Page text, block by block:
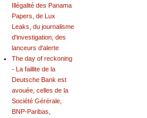
Illégalité des Panama
Papers, de Lux
Leaks, du journalisme
d'investigation, des
lanceurs d'alerte
The day of reckoning
- La faillite de la
Deutsche Bank est
avouée, celles de la
Société Gérérale,
BNP-Paribas,